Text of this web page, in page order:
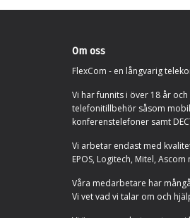
Om oss
FlexCom - en långvarig
Vi har funnits i över 18 år
telefonitillbehör såsom
konferenstelefoner samt
Vi arbetar endast med
EPOS, Logitech, Mitel,
Våra medarbetare har
Vi vet vad vi talar om och